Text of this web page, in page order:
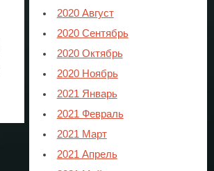
2020 Август
2020 Сентябрь
2020 Октябрь
2020 Ноябрь
2021 Январь
2021 Февраль
2021 Март
2021 Апрель